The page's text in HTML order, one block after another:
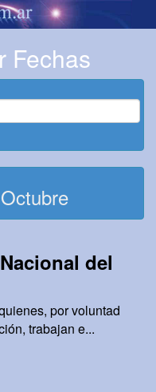
Fechas
del
por voluntad
trabajan e...